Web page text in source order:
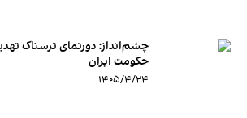
چشم‌انداز: دورنمای ترسناک
حکومت ایران
۱۴۰۵/۴/۲۴